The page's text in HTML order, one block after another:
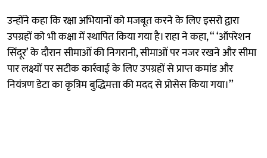
उन्होंने कहा कि रक्षा अभियानों को मजबूत करने के लिए इसरो द्वारा
उपग्रहों को भी कक्षा में स्थापित किया गया है। राहा ने कहा, ‘‘ ‘ऑपरेशन
सिंदूर’ के दौरान सीमाओं की निगरानी, सीमाओं पर नजर रखने और सीमा
पार लक्ष्यों पर सटीक कार्रवाई के लिए उपग्रहों से प्राप्त कमांड और
नियंत्रण डेटा का कृत्रिम बुद्धिमत्ता की मदद से प्रोसेस किया गया।’’